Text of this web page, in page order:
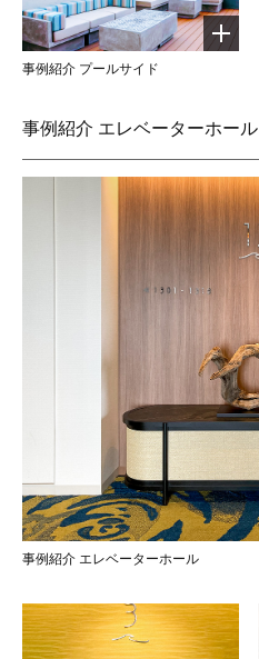
事例紹介 プールサイド
事例紹介 エレベーターホール
事例紹介 エレベーターホール